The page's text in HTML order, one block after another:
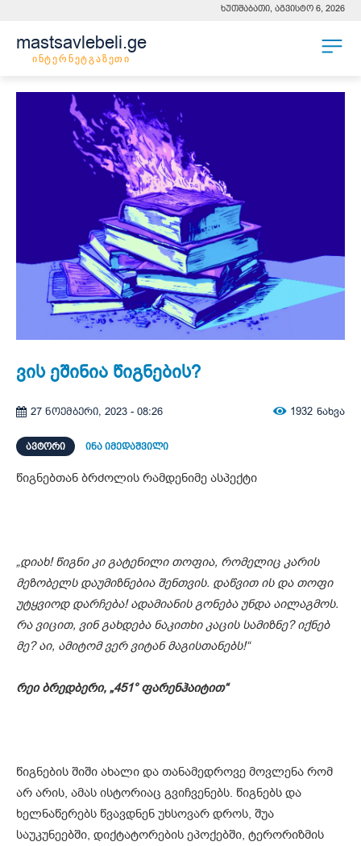
ხუთშაბათი, აგვისტო 6, 2026
mastsavlebeli.ge
ინტერნეტგაზეთი
ვის ეშინია წიგნების?
27 ნოემბერი, 2023 - 08:26 1932 ნახვა
ᲐᲕᲢᲝᲠᲘ ინა იმედაშვილი
წიგნებთან ბრძოლის რამდენიმე ასპექტი
„დიახ! წიგნი კი გატენილი თოფია, რომელიც კარის
მეზობელს დაუმიზნებია შენთვის. დაწვით ის და თოფი
უტყვიოდ დარჩება! ადამიანის გონება უნდა აილაგმოს.
რა ვიცით, ვინ გახდება ნაკითხი კაცის სამიზნე? იქნებ
მე? აი, ამიტომ ვერ ვიტან მაგისთანებს!“
რეი ბრედბერი, „451° ფარენჰაიტით“
წიგნების შიში ახალი და თანამედროვე მოვლენა რომ
არ არის, ამას ისტორიაც გვიჩვენებს. წიგნებს და
ხელნაწერებს წვავდნენ უხსოვარ დროს, შუა
საუკუნეებში, დიქტატორების ეპოქებში, ტერორიზმის